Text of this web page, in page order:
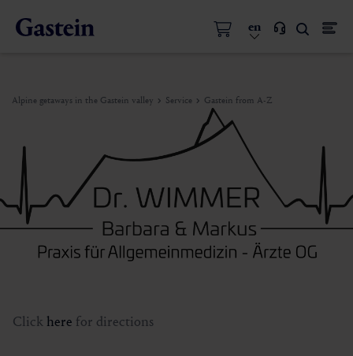
en
Alpine getaways in the Gastein valley Service Gastein from A-Z
Click here for directions